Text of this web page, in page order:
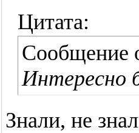
Цитата:
Сообщение
Интересно
Знали, не